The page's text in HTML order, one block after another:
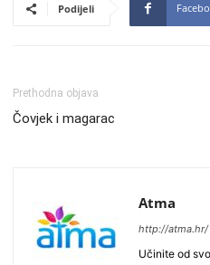
Podijeli
Prethodna objava
Čovjek i magarac
Atma
http://atma.hr/
Učinite od